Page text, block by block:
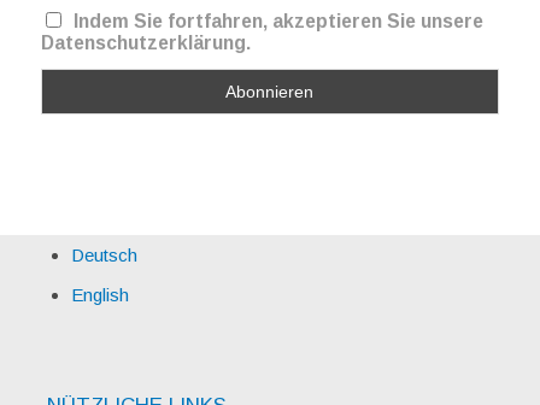
Indem Sie fortfahren, akzeptieren Sie unsere
Datenschutzerklärung.
Deutsch
English